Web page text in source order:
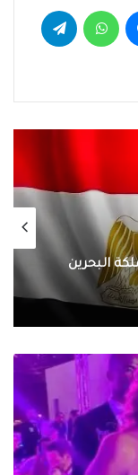
ماسنجر واتساب
البحرين